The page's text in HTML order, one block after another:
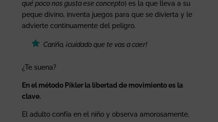
qué poco nos gusta ese concepto) es la que lleva a su
peque divino, inventa juegos para que se divierta y le
advierte continuamente del peligro.
Cariño, ¡cuidado que te vas a caer!
¿Te suena?
En el método Pikler la libertad de movimiento es la
clave.
El adulto confía en el niño y observa amorosamente,